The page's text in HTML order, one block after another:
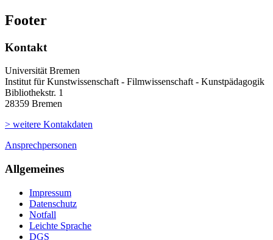
Footer
Kontakt
Universität Bremen
Institut für Kunstwissenschaft - Filmwissenschaft - Kunstpädagogik
Bibliothekstr. 1
28359 Bremen
> weitere Kontakdaten
Ansprechpersonen
Allgemeines
Impressum
Datenschutz
Notfall
Leichte Sprache
DGS